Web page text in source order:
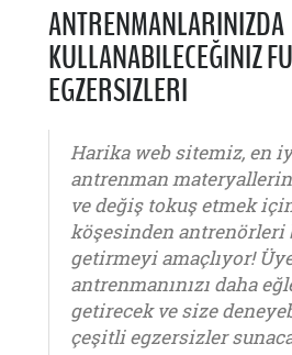
ANTRENMANLARINIZDA
KULLANABILECEĞINIZ
EGZERSIZLERI
Harika web sitemiz, en
antrenman
ve değiş tokuş etmek
köşesinden antrenörleri
getirmeyi amaçlıyor!
antrenmanınızı daha
getirecek ve size
çeşitli egzersizler